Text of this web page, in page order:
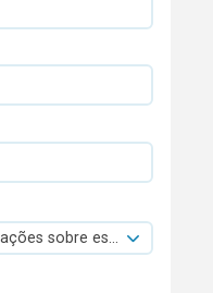
sobre esta viatura.